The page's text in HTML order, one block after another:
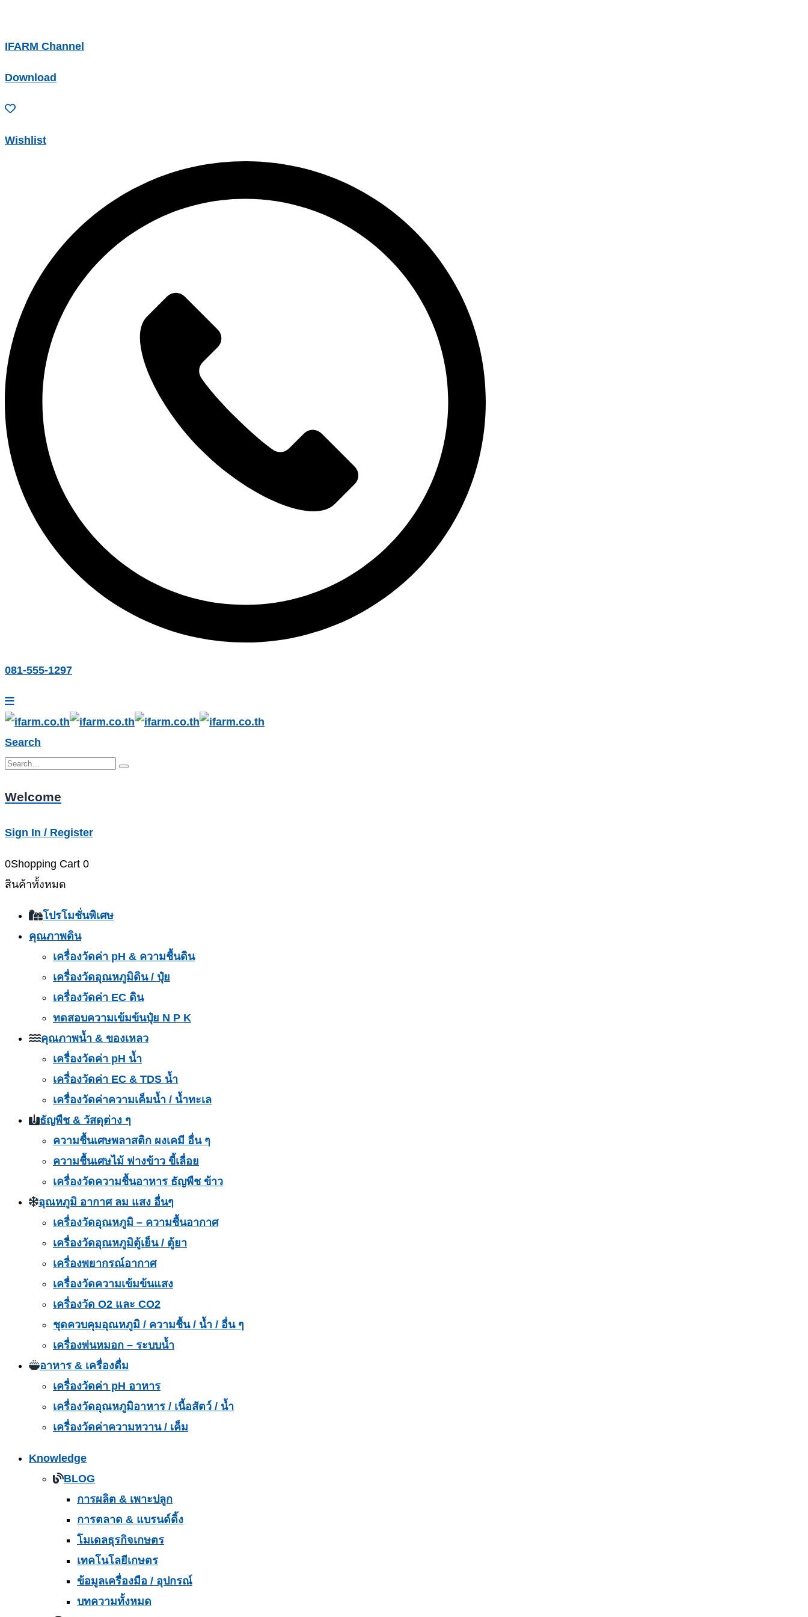
IFARM Channel
Download
Wishlist
081-555-1297
Search
Welcome
Sign In / Register
0Shopping Cart 0
สินค้าทั้งหมด
โปรโมชั่นพิเศษ
คุณภาพดิน
เครื่องวัดค่า pH & ความชื้นดิน
เครื่องวัดอุณหภูมิดิน / ปุ๋ย
เครื่องวัดค่า EC ดิน
ทดสอบความเข้มข้นปุ๋ย N P K
คุณภาพน้ำ & ของเหลว
เครื่องวัดค่า pH น้ำ
เครื่องวัดค่า EC & TDS น้ำ
เครื่องวัดค่าความเค็มน้ำ / น้ำทะเล
ธัญพืช & วัสดุต่าง ๆ
ความชื้นเศษพลาสติก ผงเคมี อื่น ๆ
ความชื้นเศษไม้ ฟางข้าว ขี้เลื่อย
เครื่องวัดความชื้นอาหาร ธัญพืช ข้าว
อุณหภูมิ อากาศ ลม แสง อื่นๆ
เครื่องวัดอุณหภูมิ – ความชื้นอากาศ
เครื่องวัดอุณหภูมิตู้เย็น / ตู้ยา
เครื่องพยากรณ์อากาศ
เครื่องวัดความเข้มข้นแสง
เครื่องวัด O2 และ CO2
ชุดควบคุมอุณหภูมิ / ความชื้น / น้ำ / อื่น ๆ
เครื่องพ่นหมอก – ระบบน้ำ
อาหาร & เครื่องดื่ม
เครื่องวัดค่า pH อาหาร
เครื่องวัดอุณหภูมิอาหาร / เนื้อสัตว์ / น้ำ
เครื่องวัดค่าความหวาน / เค็ม
Knowledge
BLOG
การผลิต & เพาะปลูก
การตลาด & แบรนด์ดิ้ง
โมเดลธุรกิจเกษตร
เทคโนโลยีเกษตร
ข้อมูลเครื่องมือ / อุปกรณ์
บทความทั้งหมด